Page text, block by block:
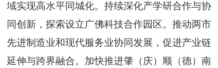
域实现高水平同城化。持续深化产学研合作与协
同创新，探索设立广佛科技合作园区。推动两市
先进制造业和现代服务业协同发展，促进产业链
延伸与跨界融合。加快推进肇（庆）顺（德）南